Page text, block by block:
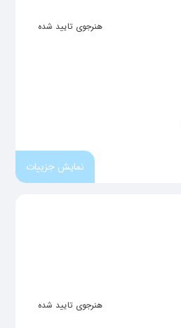
هنرجوی تایید شده
نمایش جزییات
هنرجوی تایید شده